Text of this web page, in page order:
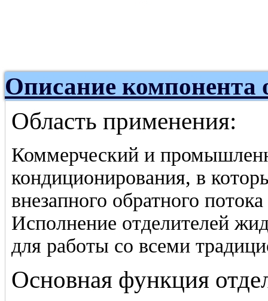
Описание компонента
Область применения:
Коммерческий и
кондиционирования, в
внезапного обратного
Исполнение отделителей
для работы со всеми
Основная функция